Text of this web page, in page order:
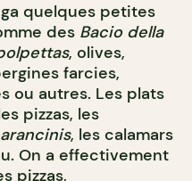
quelques petites
des Bacio della
, olives,
farcies,
ou autres. Les plats
pizzas, les
arancinis, les calamars
On a effectivement
pizzas,